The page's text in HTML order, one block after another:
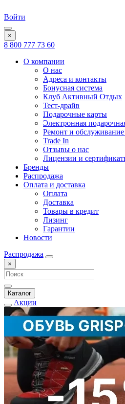
Войти
×
8 800 777 73 60
О компании
О нас
Адреса и контакты
Бонусная система
Клуб Активный Отдых
Тест-драйв
Подарочные карты
Электронная
Ремонт и
Trade In
Отзывы о нас
Лицензии и
Бренды
Распродажа
Оплата и доставка
Оплата
Доставка
Товары в кредит
Лизинг
Гарантии
Новости
Распродажа
×
Каталог
Акции